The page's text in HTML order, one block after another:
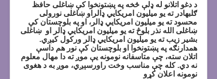
د دغو اتلانو له ډلې څخه په پښتونخوا کې ښاغلی حافظ
ګلبهادر ته یو میلیون امريکايي ډالراو ښاغلی نورولی
محسود ته یو میلیون امريکايي ډالر، او په بلوچستان کې
ښاغلی الله نذر بلوڅ ته یو میلیون امريکايي ډالر او ښاغلی
بشیر زیب ته یو میلیون امريکايي ډالر ورکول کیږي.
همدارنګه په پښتونخوا او بلوچستان کې نور هم داسې
اتلان سته، چې متاسفانه نومونه يې موږ ته دا مهال معلوم
نه دي. کله چې مناسب وخت راورسېږي، موږ به د هغوی
نومونه اعلان کړو